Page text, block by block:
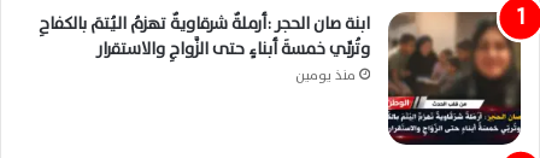
ابنة صان الحجر :أرملةٌ شرقاويةٌ تهزمُ اليُتمَ بالكفاحِ
وتُربِّي خمسةَ أبناءٍ حتى الزَّواجِ والاستقرار
منذ يومين